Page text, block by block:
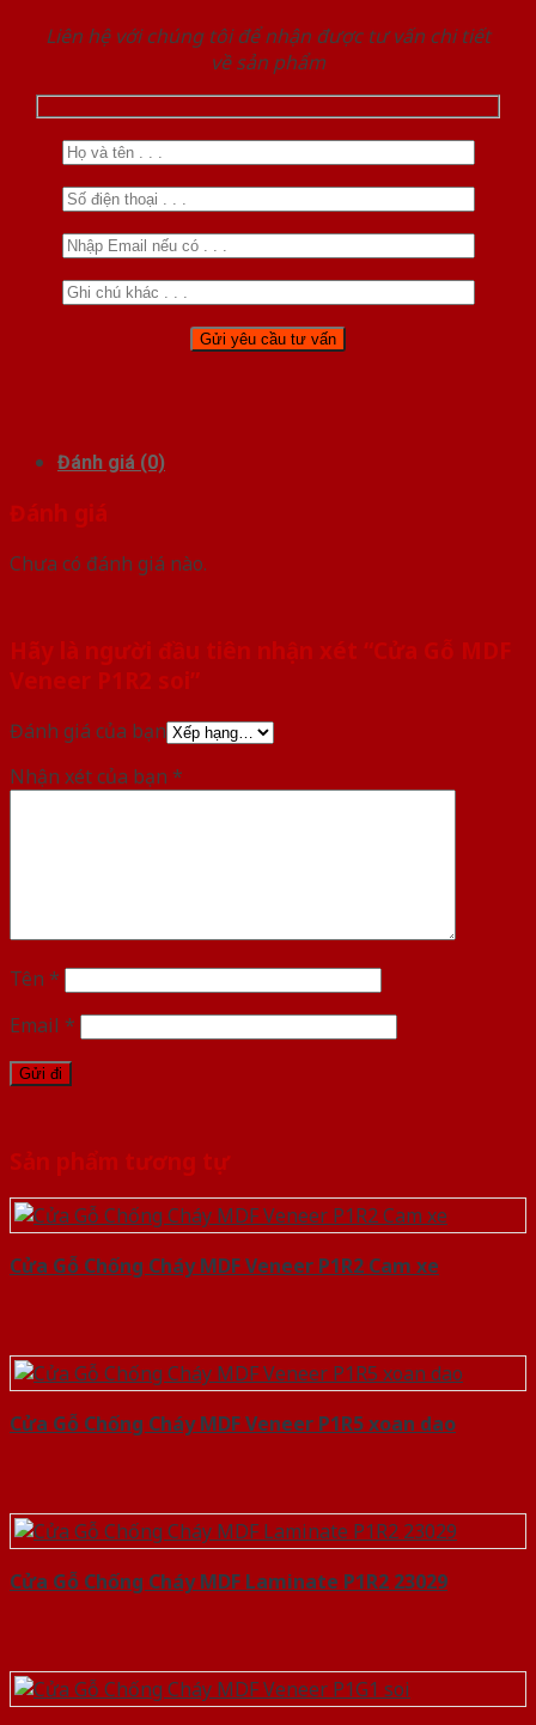
Liên hệ với chúng tôi để nhận được tư vấn chi tiết
về sản phẩm
Đánh giá (0)
Đánh giá
Chưa có đánh giá nào.
Hãy là người đầu tiên nhận xét “Cửa Gỗ MDF
Veneer P1R2 soi”
Đánh giá của bạn
Nhận xét của bạn *
Tên *
Email *
Sản phẩm tương tự
Cửa Gỗ Chống Cháy MDF Veneer P1R2 Cam xe
Cửa Gỗ Chống Cháy MDF Veneer P1R5 xoan dao
Cửa Gỗ Chống Cháy MDF Laminate P1R2 23029